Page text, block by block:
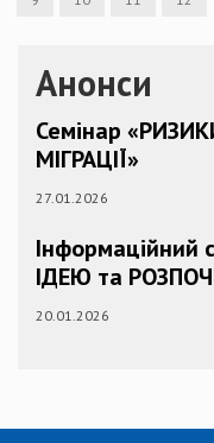
Анонси
Семінар
МІГРАЦІЇ»
27.01.2026
Інформаційний
ІДЕЮ та
20.01.2026